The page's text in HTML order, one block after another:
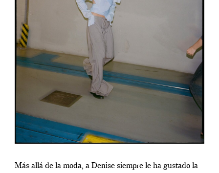
Más allá de la moda, a Denise siempre le ha gustado la